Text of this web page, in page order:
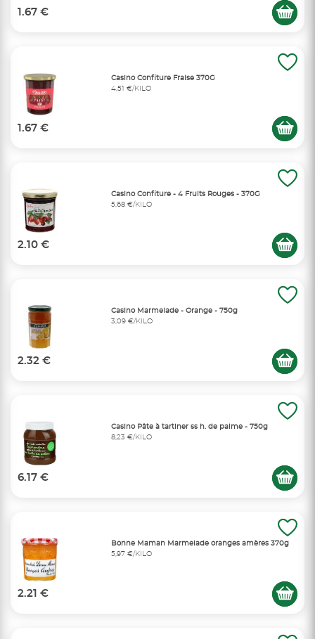
1.67 €
Casino Confiture Fraise 370G
4,51 €/KILO
1.67 €
Casino Confiture - 4 Fruits Rouges - 370G
5,68 €/KILO
2.10 €
Casino Marmelade - Orange - 750g
3,09 €/KILO
2.32 €
Casino Pâte à tartiner ss h. de palme - 750g
8,23 €/KILO
6.17 €
Bonne Maman Marmelade oranges amères 370g
5,97 €/KILO
2.21 €